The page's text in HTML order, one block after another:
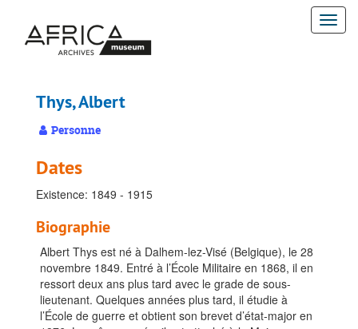
contenu
Thys, Albert
Personne
Dates
Existence: 1849 - 1915
Biographie
Albert Thys est né à Dalhem-lez-Visé (Belgique), le 28
novembre 1849. Entré à l’École Militaire en 1868, il en
ressort deux ans plus tard avec le grade de sous-
lieutenant. Quelques années plus tard, il étudie à
l’École de guerre et obtient son brevet d’état-major en